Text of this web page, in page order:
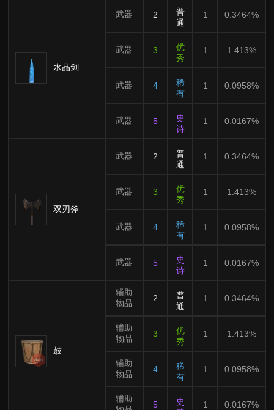
水晶剑
武器 2
普
通
1 0.3464%
武器 3
优
秀
1 1.413%
武器 4
稀
有
1 0.0958%
武器 5
史
诗
1 0.0167%
双刃斧
武器 2
普
通
1 0.3464%
武器 3
优
秀
1 1.413%
武器 4
稀
有
1 0.0958%
武器 5
史
诗
1 0.0167%
鼓
辅助
物品
2
普
通
1 0.3464%
辅助
物品
3
优
秀
1 1.413%
辅助
物品
4
稀
有
1 0.0958%
辅助
5
史
1 0.0167%